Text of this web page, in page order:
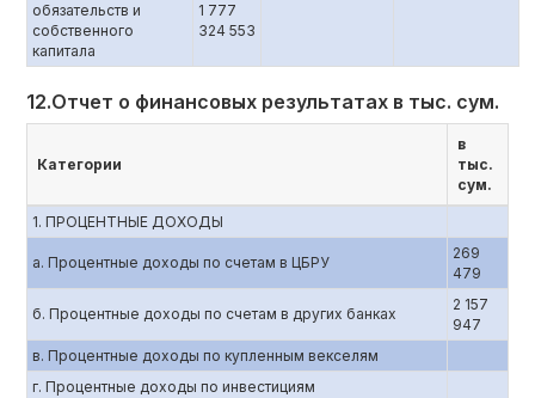
обязательств и
собственного
капитала
1 777
324 553
12.Отчет о финансовых результатах в тыс. сум.
Категории
в
тыс.
сум.
1. ПРОЦЕНТНЫЕ ДОХОДЫ
a. Процентные доходы по счетам в ЦБРУ
269
479
б. Процентные доходы по счетам в других банках
2 157
947
в. Процентные доходы по купленным векселям
г. Процентные доходы по инвестициям